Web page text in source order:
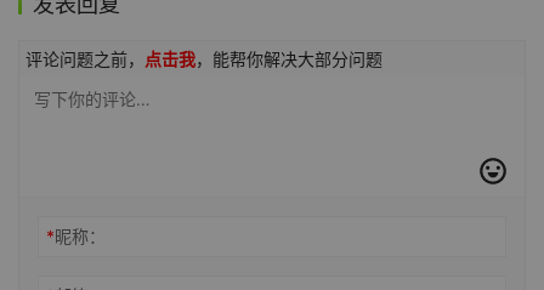
评论问题之前， 点击我，能帮你解决大部分问题
*昵称：